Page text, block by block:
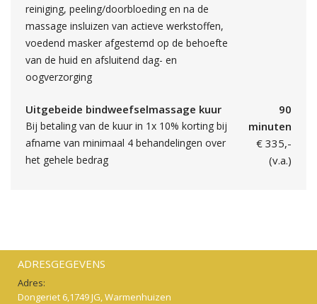
reiniging, peeling/doorbloeding en na de
massage insluizen van actieve werkstoffen,
voedend masker afgestemd op de behoefte
van de huid en afsluitend dag- en
oogverzorging
Uitgebeide bindweefselmassage kuur
Bij betaling van de kuur in 1x 10% korting bij
afname van minimaal 4 behandelingen over
het gehele bedrag
90
minuten
€ 335,-
(v.a.)
ADRESGEGEVENS
Adres:
Dongeriet 6,1749 JG, Warmenhuizen